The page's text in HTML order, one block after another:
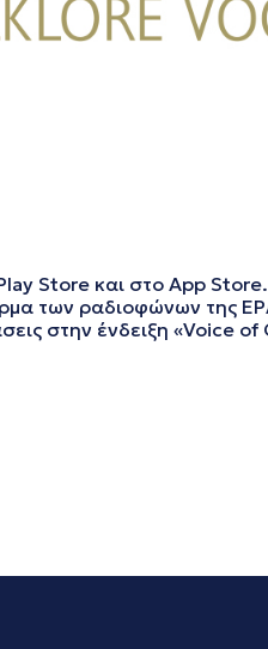
Store και στο App Store.
των ραδιοφώνων της
στην ένδειξη «Voice of